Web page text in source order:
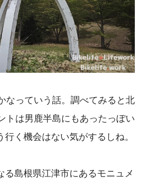
なっていう話。調べてみると北
トは男鹿半島にもあったっぽい
く機会はない気がするしね。
る島根県江津市にあるモニュメ